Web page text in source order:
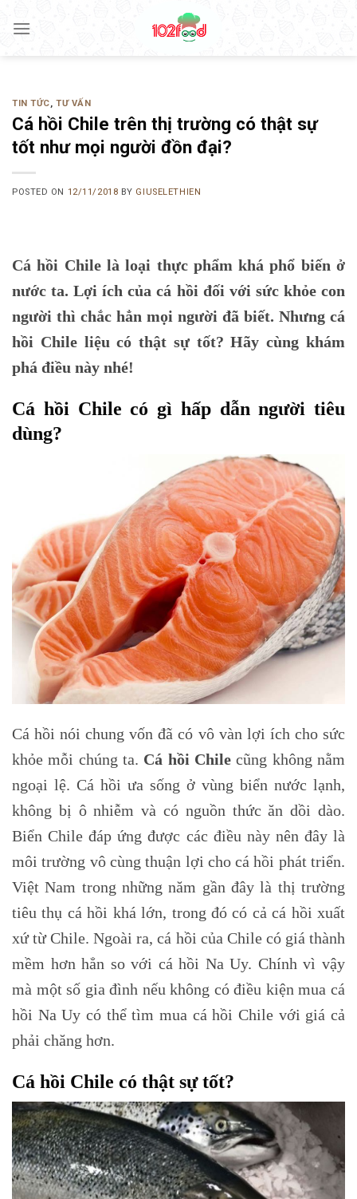
TIN TỨC,TƯ VẤN
Cá hồi Chile trên thị trường có thật sự
tốt như mọi người đồn đại?
POSTED ON 12/11/2018 BY GIUSELETHIEN
Cá hồi Chile là loại thực phẩm khá phổ biến ở
nước ta. Lợi ích của cá hồi đối với sức khỏe con
người thì chắc hẳn mọi người đã biết. Nhưng cá
hồi Chile liệu có thật sự tốt? Hãy cùng khám
phá điều này nhé!
Cá hồi Chile có gì hấp dẫn người tiêu
dùng?
Cá hồi nói chung vốn đã có vô vàn lợi ích cho sức
khỏe mỗi chúng ta. Cá hồi Chile cũng không nằm
ngoại lệ. Cá hồi ưa sống ở vùng biển nước lạnh,
không bị ô nhiễm và có nguồn thức ăn dồi dào.
Biển Chile đáp ứng được các điều này nên đây là
môi trường vô cùng thuận lợi cho cá hồi phát triển.
Việt Nam trong những năm gần đây là thị trường
tiêu thụ cá hồi khá lớn, trong đó có cả cá hồi xuất
xứ từ Chile. Ngoài ra, cá hồi của Chile có giá thành
mềm hơn hẳn so với cá hồi Na Uy. Chính vì vậy
mà một số gia đình nếu không có điều kiện mua cá
hồi Na Uy có thể tìm mua cá hồi Chile với giá cả
phải chăng hơn.
Cá hồi Chile có thật sự tốt?